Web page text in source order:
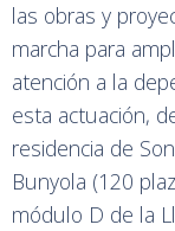
las obras y
marcha para
atención a la
esta actuación,
residencia de
Bunyola (120
módulo D de la